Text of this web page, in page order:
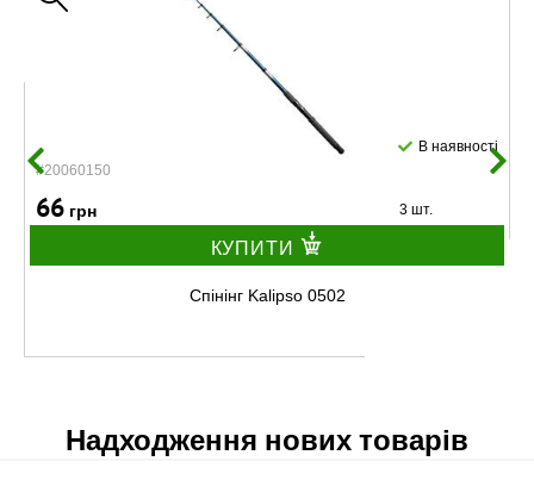
#20060150
В наявності
66 грн 3 шт.
КУПИТИ
Спінінг Kalipso 0502
Надходження нових товарів